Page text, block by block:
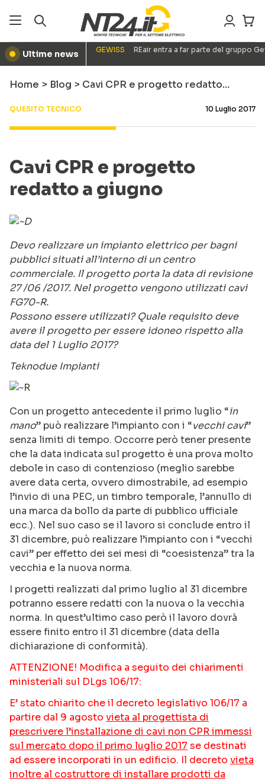
● Ultime news GEWISS REair entra a far parte del gruppo
Home > Blog > Cavi CPR e progetto redatto…
QUESITO TECNICO 10 Luglio 2017
Cavi CPR e progetto
redatto a giugno
Devo realizzare un impianto elettrico per bagni
pubblici situati all’interno di un centro
commerciale. Il progetto porta la data di revisione
27 /06 /2017. Nel progetto vengono utilizzati cavi
FG70-R.
Possono essere utilizzati? Quale requisito deve
avere il progetto per essere idoneo rispetto alla
data del 1 Luglio 2017?
Teknodue Impianti
Con un progetto antecedente il primo luglio “in
mano” può realizzare l’impianto con i “vecchi cavi”
senza limiti di tempo. Occorre però tener presente
che la data indicata sul progetto è una prova molto
debole in caso di contenzioso (meglio sarebbe
avere data certa, ovvero dimostrabile, ad esempio
l’invio di una PEC, un timbro temporale, l’annullo di
una marca da bollo da parte di pubblico ufficiale
ecc.). Nel suo caso se il lavoro si conclude entro il
31 dicembre, può realizzare l’impianto con i “vecchi
cavi” per effetto dei sei mesi di “coesistenza” tra la
vecchia e la nuova norma.
I progetti realizzati dal primo luglio al 31 dicembre
potranno essere redatti con la nuova o la vecchia
norma. In quest’ultimo caso però il lavoro dovrà
essere finito entro il 31 dicembre (data della
dichiarazione di conformità).
ATTENZIONE! Modifica a seguito dei chiarimenti
ministeriali sul DLgs 106/17:
E’ stato chiarito che il decreto legislativo 106/17 a
partire dal 9 agosto vieta al progettista di
prescrivere l’installazione di cavi non CPR immessi
sul mercato dopo il primo luglio 2017 se destinati
ad essere incorporati in un edificio. Il decreto vieta
inoltre al costruttore di installare prodotti da